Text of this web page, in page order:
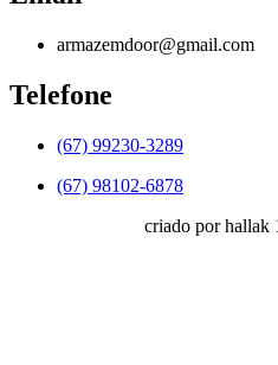
armazemdoor@gmail.com
Telefone
(67) 99230-3289
(67) 98102-6878
criado por hallak